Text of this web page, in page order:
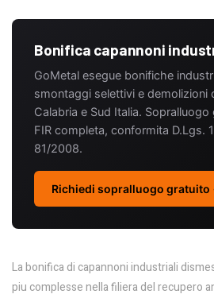
Bonifica capannoni
GoMetal esegue bonifiche
smontaggi selettivi e demolizioni
Calabria e Sud Italia.
FIR completa, conformita D.Lgs.
81/2008.
Richiedi sopralluogo gratuito
La bonifica di capannoni industriali
piu complesse nella filiera del recupero